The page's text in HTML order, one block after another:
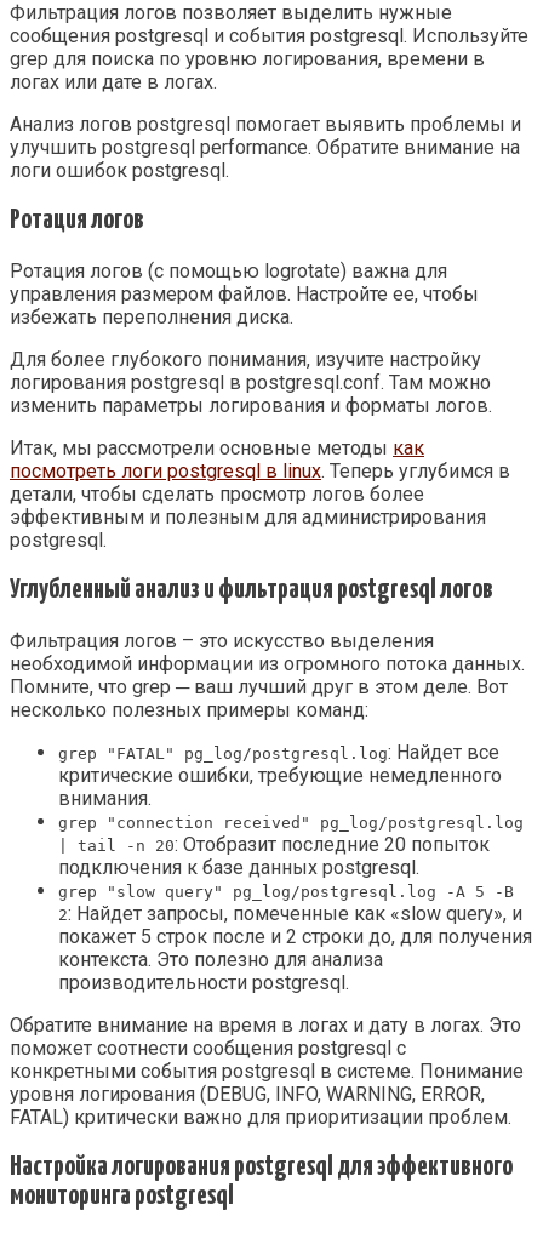
Фильтрация логов позволяет выделить нужные
сообщения postgresql и события postgresql. Используйте
grep для поиска по уровню логирования, времени в
логах или дате в логах.
Анализ логов postgresql помогает выявить проблемы и
улучшить postgresql performance. Обратите внимание на
логи ошибок postgresql.
Ротация логов
Ротация логов (с помощью logrotate) важна для
управления размером файлов. Настройте ее, чтобы
избежать переполнения диска.
Для более глубокого понимания, изучите настройку
логирования postgresql в postgresql.conf. Там можно
изменить параметры логирования и форматы логов.
Итак, мы рассмотрели основные методы как
посмотреть логи postgresql в linux. Теперь углубимся в
детали, чтобы сделать просмотр логов более
эффективным и полезным для администрирования
postgresql.
Углубленный анализ и фильтрация postgresql логов
Фильтрация логов – это искусство выделения
необходимой информации из огромного потока данных.
Помните, что grep ─ ваш лучший друг в этом деле. Вот
несколько полезных примеры команд:
grep "FATAL" pg_log/postgresql.log: Найдет все
критические ошибки, требующие немедленного
внимания.
grep "connection received" pg_log/postgresql.log
| tail -n 20: Отобразит последние 20 попыток
подключения к базе данных postgresql.
grep "slow query" pg_log/postgresql.log -A 5 -B
2: Найдет запросы, помеченные как «slow query», и
покажет 5 строк после и 2 строки до, для получения
контекста. Это полезно для анализа
производительности postgresql.
Обратите внимание на время в логах и дату в логах. Это
поможет соотнести сообщения postgresql с
конкретными события postgresql в системе. Понимание
уровня логирования (DEBUG, INFO, WARNING, ERROR,
FATAL) критически важно для приоритизации проблем.
Настройка логирования postgresql для эффективного
мониторинга postgresql